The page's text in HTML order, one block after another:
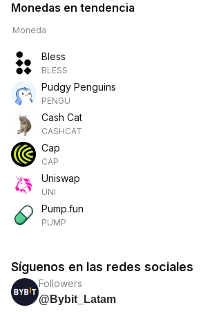
Monedas en tendencia
Moneda
Bless
BLESS
Pudgy Penguins
PENGU
Cash Cat
CASHCAT
Cap
CAP
Uniswap
UNI
Pump.fun
PUMP
Síguenos en las redes sociales
Followers
@Bybit_Latam